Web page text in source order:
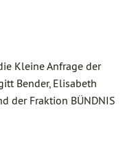
Kleine Anfrage der
Bender, Elisabeth
der Fraktion BÜNDNIS